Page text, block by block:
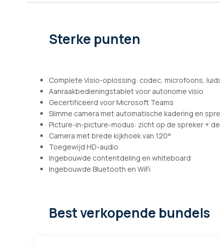
Sterke punten
Complete Visio-oplossing: codec, microfoons,
Aanraakbedieningstablet voor autonome visio
Gecertificeerd voor Microsoft Teams
Slimme camera met automatische kadering en
Picture-in-picture-modus: zicht op de spreker +
Camera met brede kijkhoek van 120°
Toegewijd HD-audio
Ingebouwde contentdeling en whiteboard
Ingebouwde Bluetooth en WiFi
Best verkopende bundels